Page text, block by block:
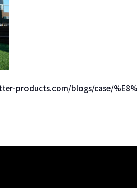
products.com/blogs/case/